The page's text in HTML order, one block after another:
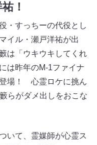
！
・すっちーの代役とし
イル・瀬戸洋祐が出
は「ウキウキしてくれ
は昨年のM-1ファイナ
場！ 心霊ロケに挑ん
らがダメ出しをおこな
いて、霊媒師が心霊ス